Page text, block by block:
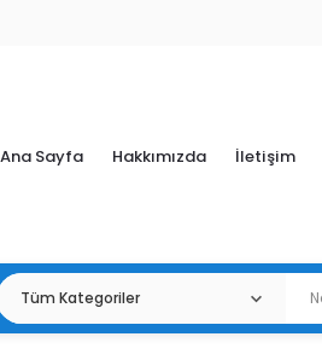
Ana Sayfa Hakkımızda İletişim